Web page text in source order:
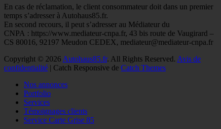
En cas de réclamation, le client consommateur doit dans un premier
temps s’adresser à Autohaus85.fr.
En second recours, il peut s’adresser au Médiateur du
CNPA : https://www.mediateur-cnpa.fr, 43 bis route de Vaugirard –
CS 80016, 92197 Meudon CEDEX, mediateur@mediateur-cnpa.fr
Copyright © 2026Autohaus85.fr. All Rights Reserved. Avis de
confidentialité | Catch Responsive de Catch Themes
remonterNos annonces
Portfolio
Services
Témoignages clients
Service Carte Grise 85